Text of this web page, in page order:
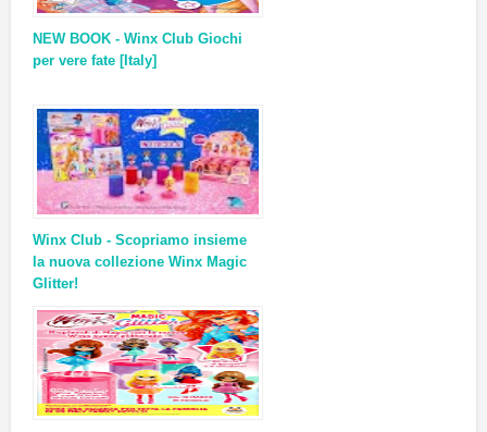
NEW BOOK - Winx Club Giochi
per vere fate [Italy]
Winx Club - Scopriamo insieme
la nuova collezione Winx Magic
Glitter!